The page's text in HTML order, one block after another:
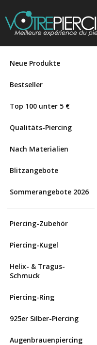
Neue Produkte
Bestseller
Top 100 unter 5 €
Qualitäts-Piercing
Nach Materialien
Blitzangebote
Sommerangebote 2026
Piercing-Zubehör
Piercing-Kugel
Helix- & Tragus-
Schmuck
Piercing-Ring
925er Silber-Piercing
Augenbrauenpiercing